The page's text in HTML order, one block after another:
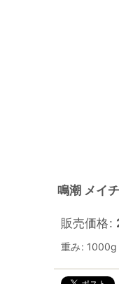
鳴潮 メイ
販売価格:
重み: 1000g